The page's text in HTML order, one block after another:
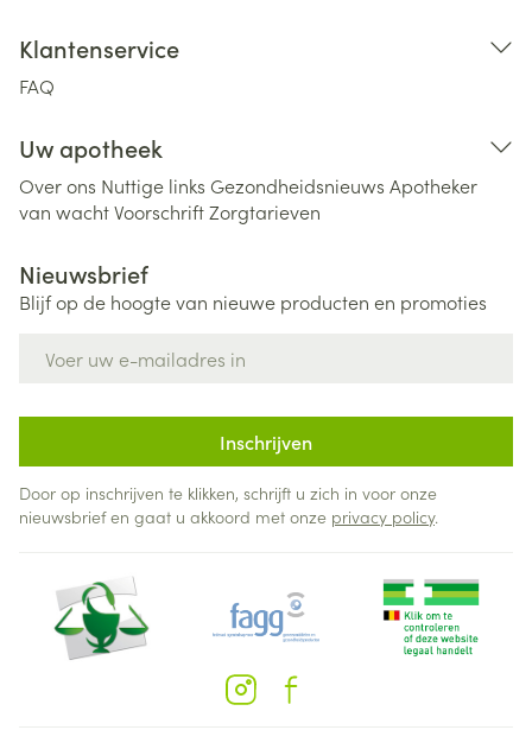
Klantenservice
FAQ
Uw apotheek
Over ons Nuttige links Gezondheidsnieuws Apotheker
van wachtVoorschriftZorgtarieven
Nieuwsbrief
Blijf op de hoogte van nieuwe producten en promoties
Inschrijven
Door op inschrijven te klikken, schrijft u zich in voor onze
nieuwsbrief en gaat u akkoord met onze privacy policy.